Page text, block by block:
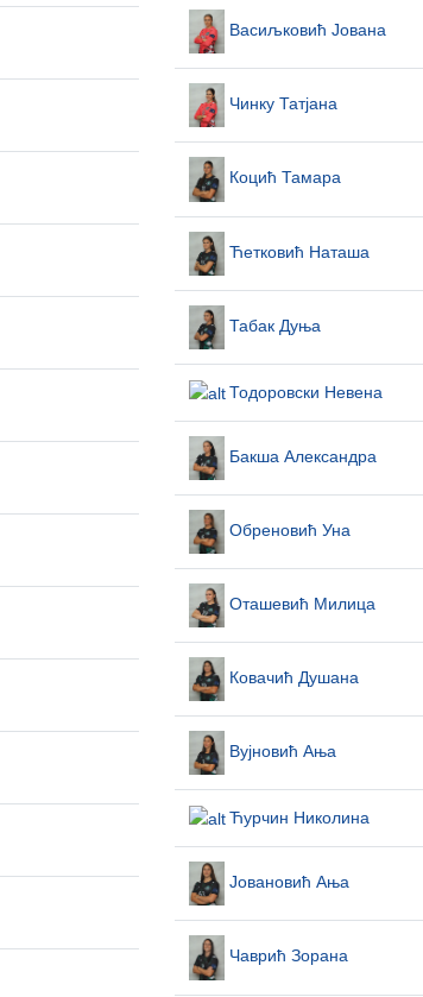
Васиљковић Јована
Чинку Татјана
Коцић Тамара
Ћетковић Наташа
Табак Дуња
Тодоровски Невена
Бакша Александра
Обреновић Уна
Оташевић Милица
Ковачић Душана
Вујновић Ања
Ћурчин Николина
Јовановић Ања
Чаврић Зорана